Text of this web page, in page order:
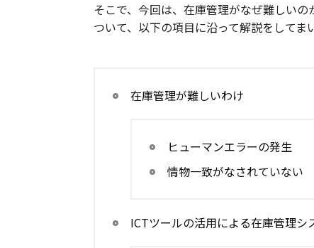
そこで、今回は、在庫管理がなぜ難しい
ついて、以下の項目に沿って解説をしてま
在庫管理が難しいわけ
ヒューマンエラーの発生
情物一致がなされていない
ICTツールの活用による在庫管理シ